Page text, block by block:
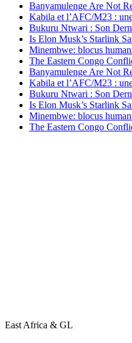
Banyamulenge Are Not
Kabila et l’AFC/M23 :
Bukuru Ntwari : Son
Is Elon Musk’s Starlink
Minembwe: blocus
The Eastern Congo
Banyamulenge Are Not
Kabila et l’AFC/M23 :
Bukuru Ntwari : Son
Is Elon Musk’s Starlink
Minembwe: blocus
The Eastern Congo
East Africa & GL